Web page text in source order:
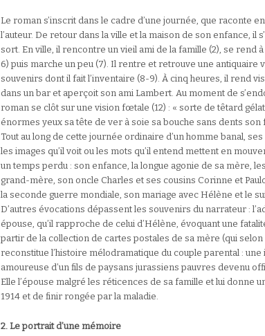
Le roman s’inscrit dans le cadre d’une journée, que raconte
l’auteur. De retour dans la ville et la maison de son enfance, il
sort. En ville, il rencontre un vieil ami de la famille (2), se rend
6) puis marche un peu (7). Il rentre et retrouve une antiquaire
souvenirs dont il fait l’inventaire (8-9). À cinq heures, il rend
dans un bar et aperçoit son ami Lambert. Au moment de
roman se clôt sur une vision fœtale (12) : « sorte de têtard
énormes yeux sa tête de ver à soie sa bouche sans dents son
Tout au long de cette journée ordinaire d’un homme banal,
les images qu’il voit ou les mots qu’il entend mettent en
un temps perdu : son enfance, la longue agonie de sa mère,
grand-mère, son oncle Charles et ses cousins Corinne et
la seconde guerre mondiale, son mariage avec Hélène et le
D’autres évocations dépassent les souvenirs du narrateur :
épouse, qu’il rapproche de celui d’Hélène, évoquant une
partir de la collection de cartes postales de sa mère (qui selon
reconstitue l’histoire mélodramatique du couple parental :
amoureuse d’un fils de paysans jurassiens pauvres devenu
Elle l’épouse malgré les réticences de sa famille et lui donne
1914 et de finir rongée par la maladie.
2. Le portrait d’une mémoire